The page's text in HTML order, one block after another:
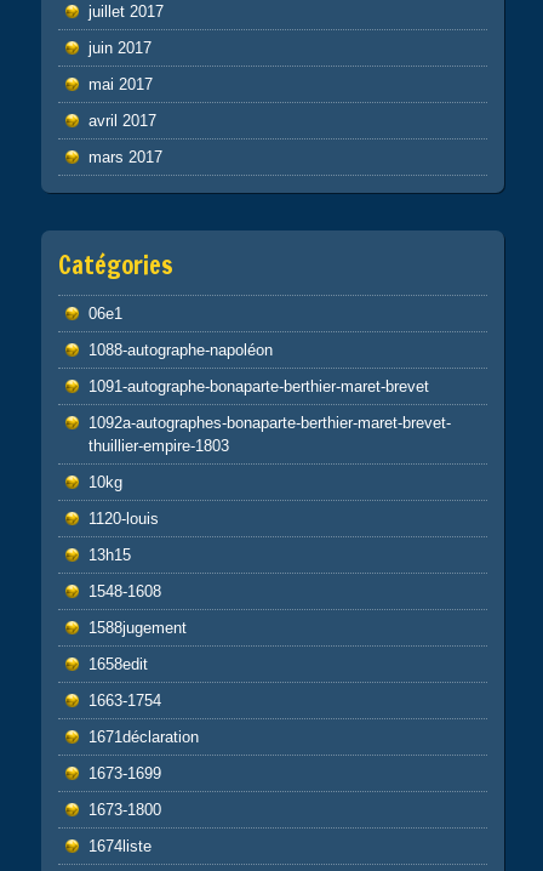
juillet 2017
juin 2017
mai 2017
avril 2017
mars 2017
Catégories
06e1
1088-autographe-napoléon
1091-autographe-bonaparte-berthier-maret-brevet
1092a-autographes-bonaparte-berthier-maret-brevet-
thuillier-empire-1803
10kg
1120-louis
13h15
1548-1608
1588jugement
1658edit
1663-1754
1671déclaration
1673-1699
1673-1800
1674liste